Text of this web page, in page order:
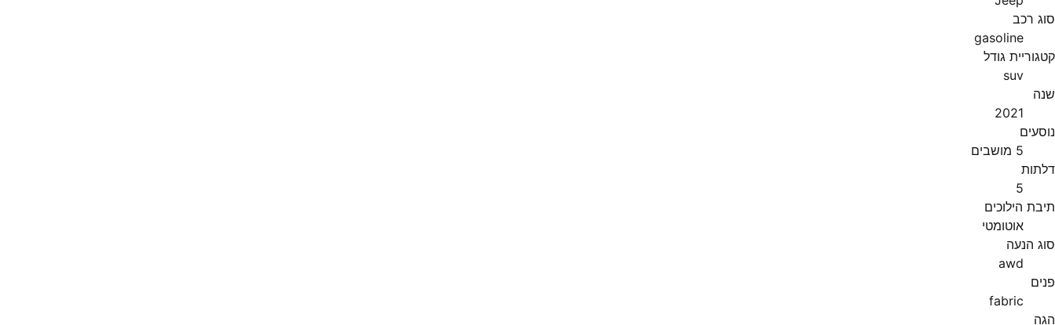
סוג רכב
gasoline
קטגוריית גודל
suv
שנה
2021
נוסעים
5 מושבים
דלתות
5
תיבת הילוכים
אוטומטי
סוג הנעה
awd
פנים
fabric
הגה